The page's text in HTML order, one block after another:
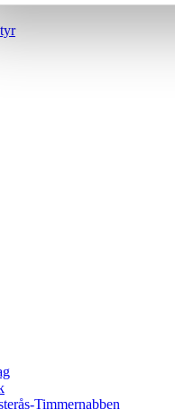
Timmernabben